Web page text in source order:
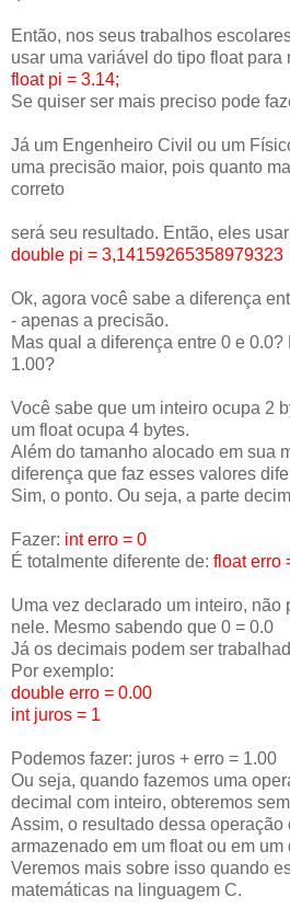
Então, nos seus trabalhos
usar uma variável do tipo float para
float pi = 3.14;
Se quiser ser mais preciso pode
Já um Engenheiro Civil ou um
uma precisão maior, pois quanto
correto
será seu resultado. Então, eles
double pi = 3,14159265358979323
Ok, agora você sabe a diferença
- apenas a precisão.
Mas qual a diferença entre 0 e
1.00?
Você sabe que um inteiro ocupa 2
um float ocupa 4 bytes.
Além do tamanho alocado em sua
diferença que faz esses valores
Sim, o ponto. Ou seja, a parte
Fazer: int erro = 0
É totalmente diferente de: float erro
Uma vez declarado um inteiro, não
nele. Mesmo sabendo que 0 = 0.0
Já os decimais podem ser
Por exemplo:
double erro = 0.00
int juros = 1
Podemos fazer: juros + erro = 1.00
Ou seja, quando fazemos uma
decimal com inteiro, obteremos
Assim, o resultado dessa operação
armazenado em um float ou em um
Veremos mais sobre isso quando
matemáticas na linguagem C.